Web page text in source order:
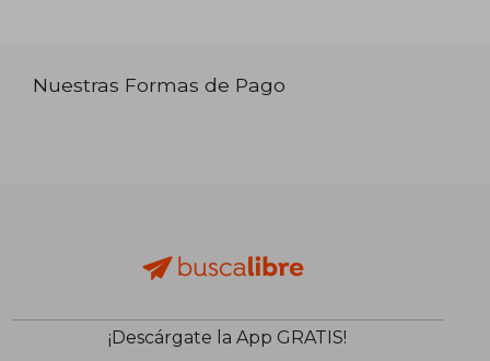
Nuestras Formas de Pago
¡Descárgate la App GRATIS!